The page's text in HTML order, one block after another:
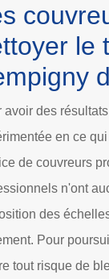
le
avoir des
en ce
de couvreurs
n'ont
des
Pour
tout risque de